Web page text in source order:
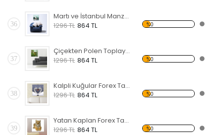
36
Martı ve İstanbul Manzaralı Forex Tablo
1296 TL 864 TL %0
37
Çiçekten Polen Toplayan Sinek Kuşu Forex Tablo
1296 TL 864 TL %0
38
Kalpli Kuğular Forex Tablo
1296 TL 864 TL %0
39
Yatan Kaplan Forex Tablo
1296 TL 864 TL %0